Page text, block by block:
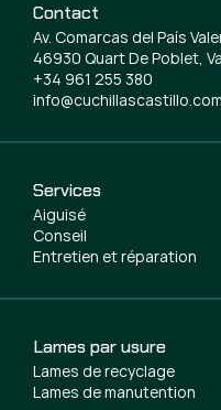
Services
Aiguisé
Conseil
Entretien et réparation
Lames par usure
Lames de recyclage
Lames de manutention
Contact
Av. Comarcas del País
46930 Quart De Poblet,
+34 961 255 380
info@cuchillascastillo.com